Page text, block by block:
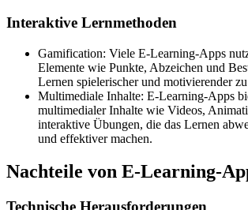
Interaktive Lernmethoden
Gamification: Viele E-Learning-Apps
Elemente wie Punkte, Abzeichen und
Lernen spielerischer und motivierender
Multimediale Inhalte: E-Learning-Apps
multimedialer Inhalte wie Videos,
interaktive Übungen, die das Lernen
und effektiver machen.
Nachteile von E-Learning-